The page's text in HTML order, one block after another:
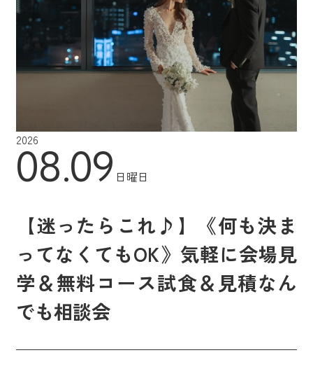
2026
08.09 日曜日
【迷ったらこれ♪】《何も決ま
ってなくてもOK》気軽に会場見
学＆無料コース試食＆見積なん
でも相談会